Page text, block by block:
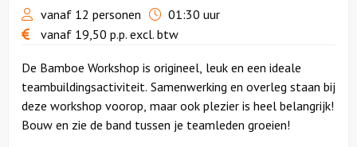
vanaf 12 personen
01:30 uur
vanaf 19,50 p.p. excl. btw
De Bamboe Workshop is origineel, leuk en een ideale
teambuildingsactiviteit. Samenwerking en overleg staan bij
deze workshop voorop, maar ook plezier is heel belangrijk!
Bouw en zie de band tussen je teamleden groeien!